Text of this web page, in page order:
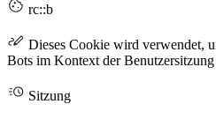
rc::b
Dieses Cookie wird verwendet,
Bots im Kontext der Benutzersitzung
Sitzung